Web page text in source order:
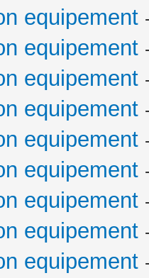
equipement
equipement
equipement
equipement
equipement
equipement
equipement
equipement
equipement